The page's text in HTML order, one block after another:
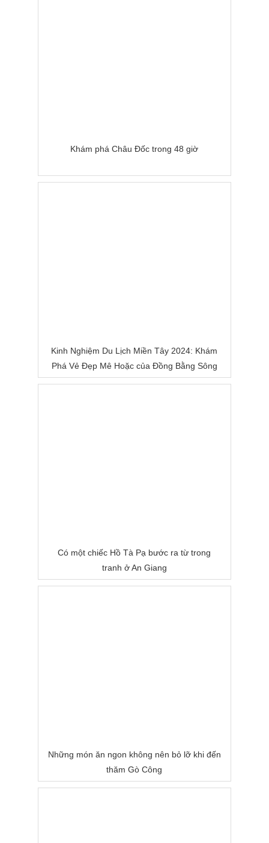
Khám phá Châu Đốc trong 48 giờ
Kinh Nghiệm Du Lịch Miền Tây 2024: Khám
Phá Vẻ Đẹp Mê Hoặc của Đồng Bằng Sông
Nước
Có một chiếc Hồ Tà Pạ bước ra từ trong
tranh ở An Giang
Những món ăn ngon không nên bỏ lỡ khi đến
thăm Gò Công